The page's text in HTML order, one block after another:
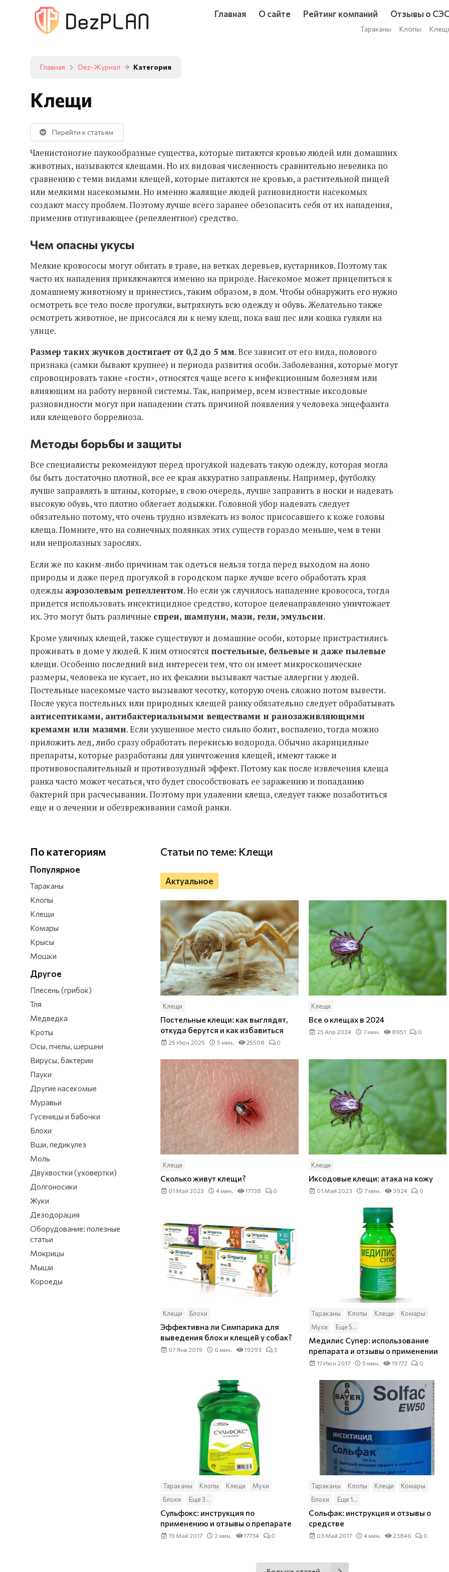
Главная О сайте Рейтинг компаний Отзывы о СЭС
Тараканы Клопы
Главная Dez-Журнал Категория
Клещи
Перейти к статьям
Членистоногие паукообразные существа, которые питаются кровью людей или домашних
животных, называются клещами. Но их видовая численность сравнительно невелика по
сравнению с теми видами клещей, которые питаются не кровью, а растительной пищей
или мелкими насекомыми. Но именно жалящие людей разновидности насекомых
создают массу проблем. Поэтому лучше всего заранее обезопасить себя от их нападения,
применив отпугивающее (репеллентное) средство.
Чем опасны укусы
Мелкие кровососы могут обитать в траве, на ветках деревьев, кустарников. Поэтому так
часто их нападения приключаются именно на природе. Насекомое может прицепиться к
домашнему животному и принестись, таким образом, в дом. Чтобы обнаружить его нужно
осмотреть все тело после прогулки, вытряхнуть всю одежду и обувь. Желательно также
осмотреть животное, не присосался ли к нему клещ, пока ваш пес или кошка гуляли на
улице.
Размер таких жучков достигает от 0,2 до 5 мм. Все зависит от его вида, полового
признака (самки бывают крупнее) и периода развития особи. Заболевания, которые могут
спровоцировать такие «гости», относятся чаще всего к инфекционным болезням или
влияющим на работу нервной системы. Так, например, всем известные иксодовые
разновидности могут при нападении стать причиной появления у человека энцефалита
или клещевого боррелиоза.
Методы борьбы и защиты
Все специалисты рекомендуют перед прогулкой надевать такую одежду, которая могла
бы быть достаточно плотной, все ее края аккуратно заправлены. Например, футболку
лучше заправлять в штаны, которые, в свою очередь, лучше заправить в носки и надевать
высокую обувь, что плотно облегает лодыжки. Головной убор надевать следует
обязательно потому, что очень трудно извлекать из волос присосавшего к коже головы
клеща. Помните, что на солнечных полянках этих существ гораздо меньше, чем в тени
или непролазных зарослях.
Если же по каким-либо причинам так одеться нельзя тогда перед выходом на лоно
природы и даже перед прогулкой в городском парке лучше всего обработать края
одежды аэрозолевым репеллентом. Но если уж случилось нападение кровососа, тогда
придется использовать инсектицидное средство, которое целенаправленно уничтожает
их. Это могут быть различные спреи, шампуни, мази, гели, эмульсии.
Кроме уличных клещей, также существуют и домашние особи, которые пристрастились
проживать в доме у людей. К ним относятся постельные, бельевые и даже пылевые
клещи. Особенно последний вид интересен тем, что он имеет микроскопические
размеры, человека не кусает, но их фекалии вызывают частые аллергии у людей.
Постельные насекомые часто вызывают чесотку, которую очень сложно потом вывести.
После укуса постельных или природных клещей ранку обязательно следует обрабатывать
антисептиками, антибактериальными веществами и ранозаживляющими
кремами или мазями. Если укушенное место сильно болит, воспалено, тогда можно
приложить лед, либо сразу обработать перекисью водорода. Обычно акарицидные
препараты, которые разработаны для уничтожения клещей, имеют также и
противовоспалительный и противозудный эффект. Потому как после извлечения клеща
ранка часто может чесаться, что будет способствовать ее заражению и попаданию
бактерий при расчесывании. Поэтому при удалении клеща, следует также позаботиться
еще и о лечении и обезвреживании самой ранки.
По категориям
Популярное
Тараканы
Клопы
Клещи
Комары
Крысы
Мошки
Другое
Плесень (грибок)
Тля
Медведка
Кроты
Осы, пчелы, шершни
Вирусы, бактерии
Пауки
Другие насекомые
Муравьи
Гусеницы и бабочки
Блохи
Вши, педикулез
Моль
Двухвостки (уховертки)
Долгоносики
Жуки
Дезодорация
Оборудование: полезные
статьи
Мокрицы
Мыши
Короеды
Статьи по теме: Клещи
Актуальное
Клещи
Постельные клещи: как выглядят,
откуда берутся и как избавиться
25 Июн 2025 5 мин. 25508 0
Клещи
Все о клещах в 2024
25 Апр 2024 7 мин. 8951 0
Клещи
Сколько живут клещи?
01 Май 2023 4 мин. 17738 0
Клещи
Иксодовые клещи: атака на кожу
01 Май 2023 7 мин. 3924 0
Клещи Блохи
Эффективна ли Симпарика для
выведения блох и клещей у собак?
07 Янв 2019 6 мин. 19293 3
Тараканы Клопы Клещи
Комары
Мухи
Еще 5...
Медилис Супер: использование
препарата и отзывы о применении
17 Июн 2017 5 мин. 19772 0
Тараканы Клопы Клещи
Мухи
Блохи
Еще 3...
Сульфокс: инструкция по
применению и отзывы о препарате
19 Май 2017 2 мин. 17734 0
Тараканы Клопы Клещи
Комары
Блохи
Еще 1...
Сольфак: инструкция и отзывы о
средстве
03 Май 2017 4 мин. 23846 0